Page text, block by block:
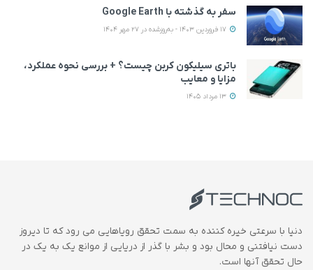
سفر به گذشته با Google Earth
باتری سیلیکون کربن چیست؟ + بررسی نحوه عملکرد،
مزایا و معایب
دنیا با سرعتی خیره کننده به سمت تحقق رویاهایی می رود که تا دیروز
دست نیافتنی و محال بود و بشر با گذر از دریایی از موانع یک به یک در
حال تحقق آنها است.